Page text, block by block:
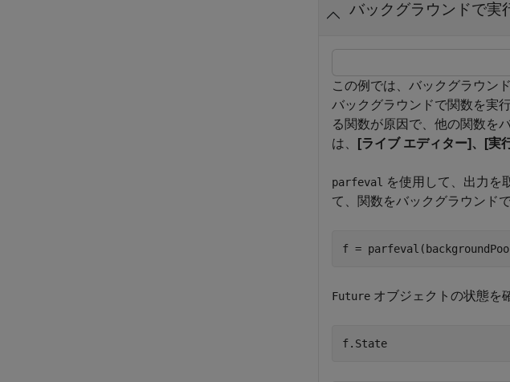
バックグラウンドで実
この例では、バックグラウン
バックグラウンドで関数を実
る関数が原因で、他の関数を
は、
[ライブ エディター]、 [実
parfeval を使用して、出力を
て、関数をバックグラウンド
f =
Future オブジェクトの状態を
f.State